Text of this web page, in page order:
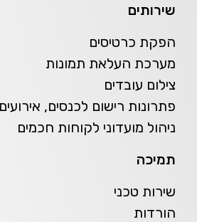
שירותים
הפקת כרטיסים
מערכת העלאת תמונות
צילום עובדים
פתרונות רישום לכנסים,
ניהול מועדוני לקוחות חכמים
תמיכה
שירות טכני
הורדות